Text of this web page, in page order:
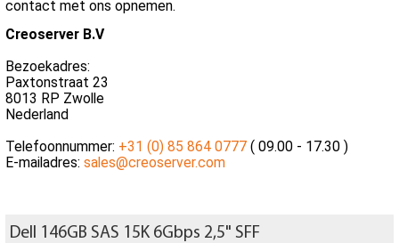
contact met ons opnemen.
Creoserver B.V
Bezoekadres:
Paxtonstraat 23
8013 RP Zwolle
Nederland
Telefoonnummer: +31 (0) 85 864 0777 ( 09.00 - 17.30 )
E-mailadres: sales@creoserver.com
Dell 146GB SAS 15K 6Gbps 2,5" SFF